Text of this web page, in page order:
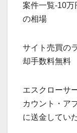
案件一覧-10万
の相場
サイト売買の
却手数料無料
エスクローサ
カウント・ア
に送金してい